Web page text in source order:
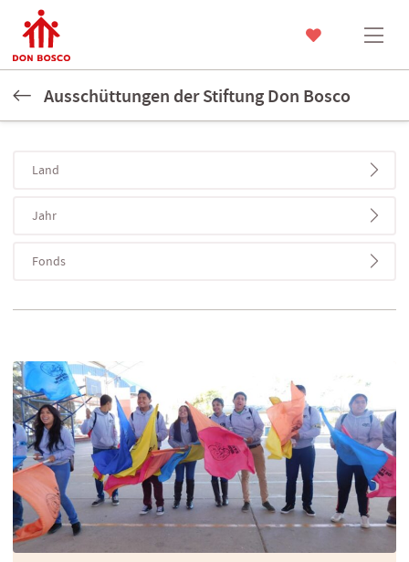
Ausschüttungen der Stiftung Don Bosco
Land
Jahr
Fonds